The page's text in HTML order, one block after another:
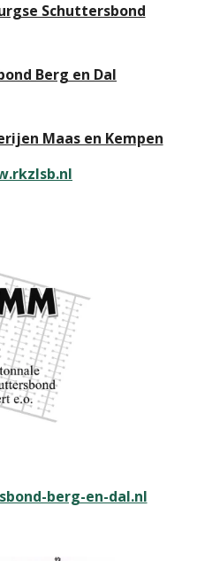
Schuttersbond
Berg en Dal
Maas en Kempen
berg-en-dal.nl